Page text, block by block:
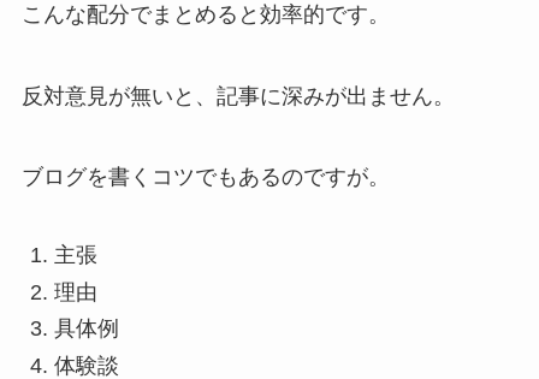
こんな配分でまとめると効率的です。
反対意見が無いと、記事に深みが出ません。
ブログを書くコツでもあるのですが。
主張
理由
具体例
体験談